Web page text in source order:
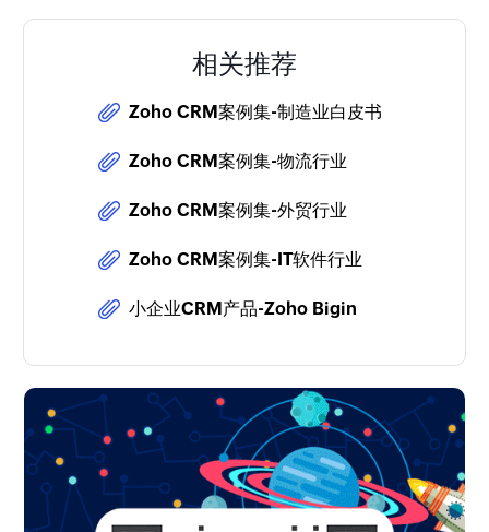
相关推荐
Zoho CRM案例集-制造业白皮书
Zoho CRM案例集-物流行业
Zoho CRM案例集-外贸行业
Zoho CRM案例集-IT软件行业
小企业CRM产品-Zoho Bigin